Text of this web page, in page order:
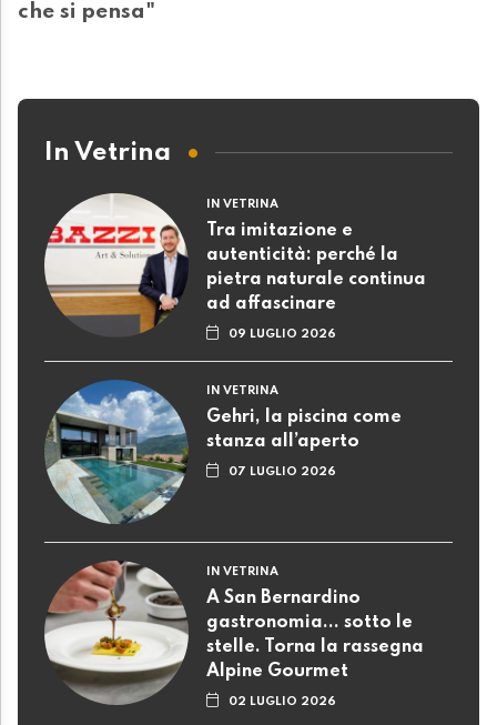
che si pensa"
In Vetrina
IN VETRINA
Tra imitazione e
autenticità: perché la
pietra naturale continua
ad affascinare
09 LUGLIO 2026
IN VETRINA
Gehri, la piscina come
stanza all’aperto
07 LUGLIO 2026
IN VETRINA
A San Bernardino
gastronomia... sotto le
stelle. Torna la rassegna
Alpine Gourmet
02 LUGLIO 2026